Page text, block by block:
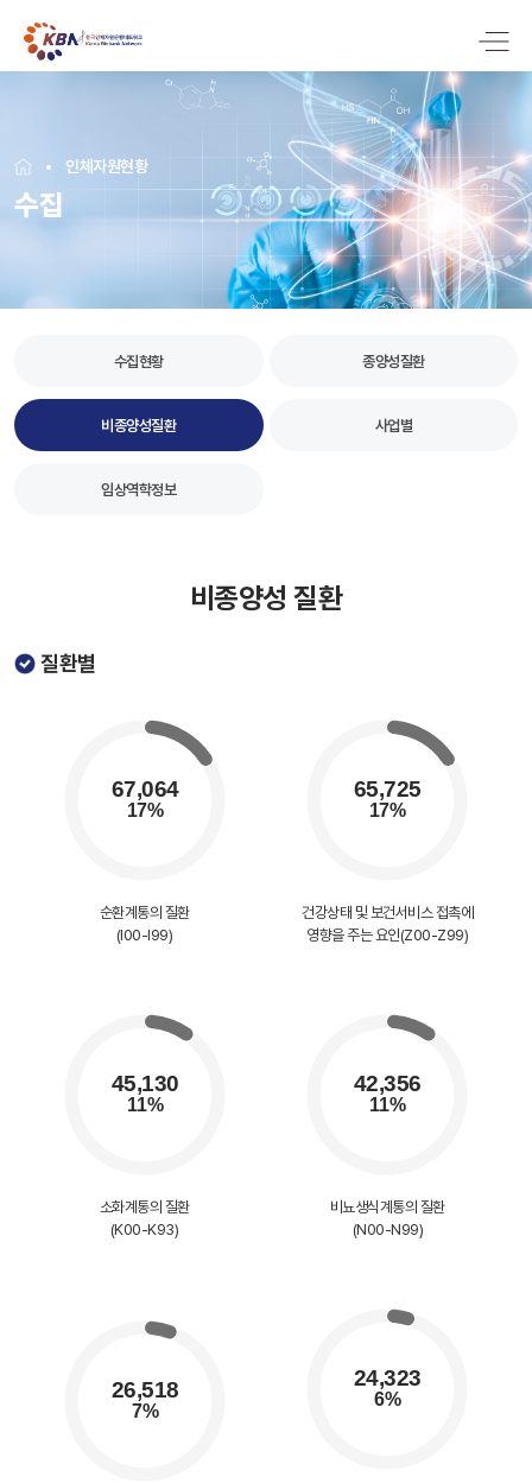
인체자원현황
수집
수집현황 종양성질환
비종양성질환 사업별
임상역학정보
비종양성 질환
질환별
순환계통의 질환
(I00-I99)
건강상태 및 보건서비스 접촉에
영향을 주는 요인(Z00-Z99)
소화계통의 질환
(K00-K93)
비뇨생식계통의 질환
(N00-N99)